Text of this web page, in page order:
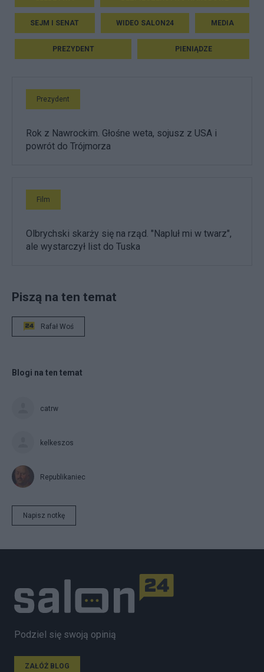
SEJM I SENAT WIDEO SALON24 MEDIA
PREZYDENT PIENIĄDZE
Prezydent
Rok z Nawrockim. Głośne weta, sojusz z USA i
powrót do Trójmorza
Film
Olbrychski skarży się na rząd. "Napluł mi w twarz",
ale wystarczył list do Tuska
Piszą na ten temat
Rafał Woś
Blogi na ten temat
catrw
kelkeszos
Republikaniec
Napisz notkę
Podziel się swoją opinią
ZAŁÓŻ BLOG